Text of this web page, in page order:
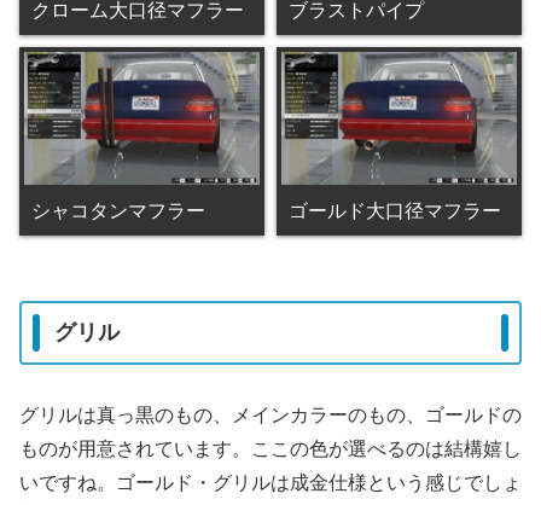
クローム大口径マフラー ブラストパイプ
シャコタンマフラー ゴールド大口径マフラー
グリル
グリルは真っ黒のもの、メインカラーのもの、ゴールドの
ものが用意されています。ここの色が選べるのは結構嬉し
いですね。ゴールド・グリルは成金仕様という感じでしょ